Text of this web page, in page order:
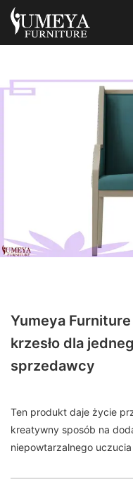
Yumeya
krzesło dla
sprzedawcy
Ten produkt daje życie
kreatywny sposób na
niepowtarzalnego